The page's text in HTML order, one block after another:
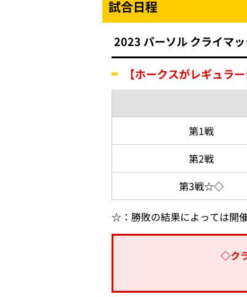
試合日程
2023 パーソル クライマ
【ホークスがレギュラ
第1戦
第2戦
第3戦☆◇
☆：勝敗の結果によっては開
◇ク